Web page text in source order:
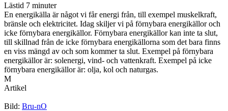
Lästid 7 minuter
En energikälla är något vi får energi från, till exempel muskelkraft,
bränsle och elektricitet. Idag skiljer vi på förnybara energikällor och
icke förnybara energikällor. Förnybara energikällor kan inte ta slut,
till skillnad från de icke förnybara energikällorna som det bara finns
en viss mängd av och som kommer ta slut. Exempel på förnybara
energikällor är: solenergi, vind- och vattenkraft. Exempel på icke
förnybara energikällor är: olja, kol och naturgas.
M
Artikel
Bild: Bru-nO